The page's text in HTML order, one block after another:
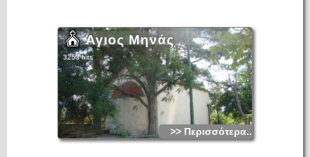
Άγιος Μηνάς
3253 hits
>> Περισσότερα...